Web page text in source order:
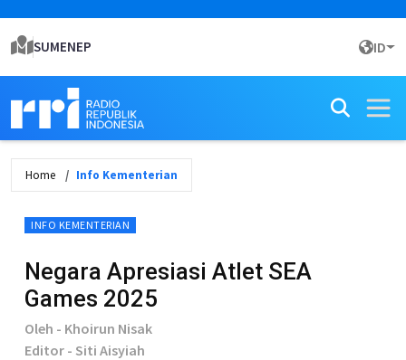
SUMENEP ID
Home Info Kementerian
INFO KEMENTERIAN
Negara Apresiasi Atlet SEA
Games 2025
Oleh - Khoirun Nisak
Editor - Siti Aisyiah